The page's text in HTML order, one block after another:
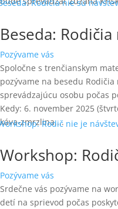
Beseda:
Pozývame vás
Spoločne s trenčianskym
pozývame na besedu
sprevádzajúcu osobu počas
Kedy: 6. november 2025
káva-zmrzlina,...
Workshop:
Pozývame vás
Srdečne vás pozývame na
detí na sprievod počas